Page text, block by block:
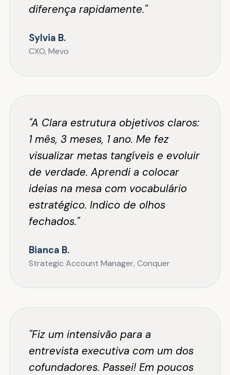
diferença rapidamente."
Sylvia B.
CXO, Mevo
"A Clara estrutura objetivos claros:
1 mês, 3 meses, 1 ano. Me fez
visualizar metas tangíveis e evoluir
de verdade. Aprendi a colocar
ideias na mesa com vocabulário
estratégico. Indico de olhos
fechados."
Bianca B.
Strategic Account Manager, Conquer
"Fiz um intensivão para a
entrevista executiva com um dos
cofundadores. Passei! Em poucos